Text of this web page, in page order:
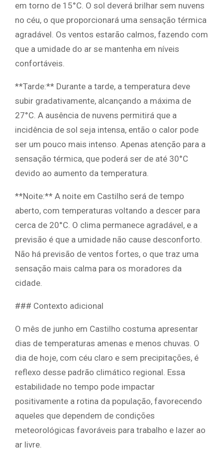
em torno de 15°C. O sol deverá brilhar sem nuvens
no céu, o que proporcionará uma sensação térmica
agradável. Os ventos estarão calmos, fazendo com
que a umidade do ar se mantenha em níveis
confortáveis.
**Tarde:** Durante a tarde, a temperatura deve
subir gradativamente, alcançando a máxima de
27°C. A ausência de nuvens permitirá que a
incidência de sol seja intensa, então o calor pode
ser um pouco mais intenso. Apenas atenção para a
sensação térmica, que poderá ser de até 30°C
devido ao aumento da temperatura.
**Noite:** A noite em Castilho será de tempo
aberto, com temperaturas voltando a descer para
cerca de 20°C. O clima permanece agradável, e a
previsão é que a umidade não cause desconforto.
Não há previsão de ventos fortes, o que traz uma
sensação mais calma para os moradores da
cidade.
### Contexto adicional
O mês de junho em Castilho costuma apresentar
dias de temperaturas amenas e menos chuvas. O
dia de hoje, com céu claro e sem precipitações, é
reflexo desse padrão climático regional. Essa
estabilidade no tempo pode impactar
positivamente a rotina da população, favorecendo
aqueles que dependem de condições
meteorológicas favoráveis para trabalho e lazer ao
ar livre.